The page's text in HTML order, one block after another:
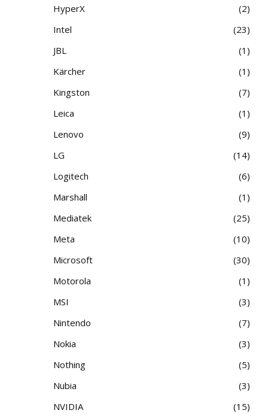
HyperX
2
Intel
23
JBL
1
Kärcher
1
Kingston
7
Leica
1
Lenovo
9
LG
14
Logitech
6
Marshall
1
Mediatek
25
Meta
10
Microsoft
30
Motorola
1
MSI
3
Nintendo
7
Nokia
3
Nothing
5
Nubia
3
NVIDIA
15